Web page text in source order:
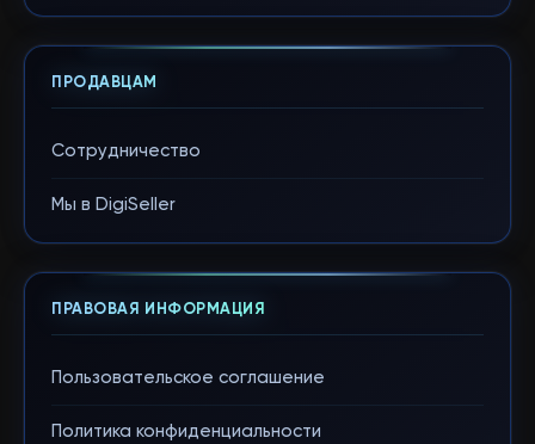
ПРОДАВЦАМ
Сотрудничество
Мы в DigiSeller
ПРАВОВАЯ ИНФОРМАЦИЯ
Пользовательское соглашение
Политика конфиденциальности